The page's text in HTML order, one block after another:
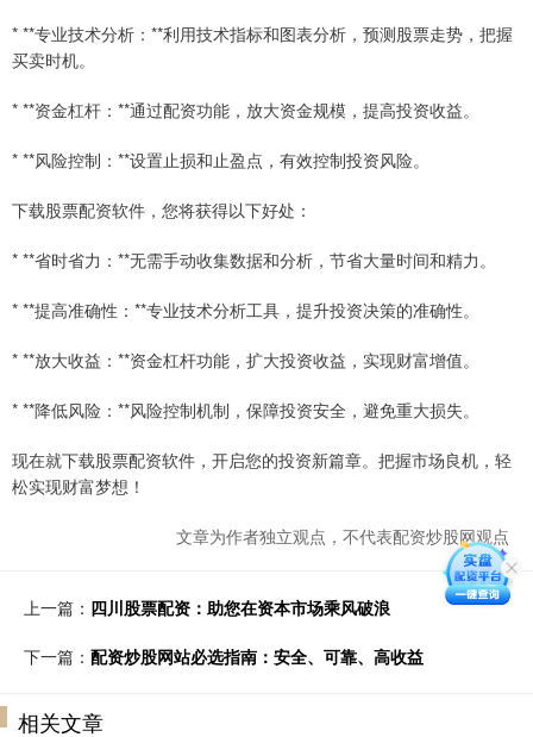
* **专业技术分析：**利用技术指标和图表分析，预测股票走势，把握
买卖时机。
* **资金杠杆：**通过配资功能，放大资金规模，提高投资收益。
* **风险控制：**设置止损和止盈点，有效控制投资风险。
下载股票配资软件，您将获得以下好处：
* **省时省力：**无需手动收集数据和分析，节省大量时间和精力。
* **提高准确性：**专业技术分析工具，提升投资决策的准确性。
* **放大收益：**资金杠杆功能，扩大投资收益，实现财富增值。
* **降低风险：**风险控制机制，保障投资安全，避免重大损失。
现在就下载股票配资软件，开启您的投资新篇章。把握市场良机，轻
松实现财富梦想！
文章为作者独立观点，不代表配资炒股网观点
上一篇： 四川股票配资：助您在资本市场乘风破浪
下一篇： 配资炒股网站必选指南：安全、可靠、高收益
相关文章